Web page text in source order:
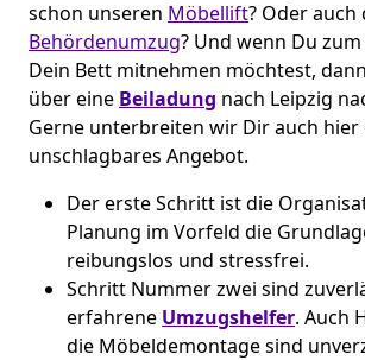
schon unseren Möbellift? Oder auch
Behördenumzug? Und wenn Du
Dein Bett mitnehmen möchtest,
über eine Beiladung nach Leipzig
Gerne unterbreiten wir Dir auch hier
unschlagbares Angebot.
Der erste Schritt ist die
Planung im Vorfeld die
reibungslos und stressfrei.
Schritt Nummer zwei sind
erfahrene Umzugshelfer. Auch
die Möbeldemontage sind